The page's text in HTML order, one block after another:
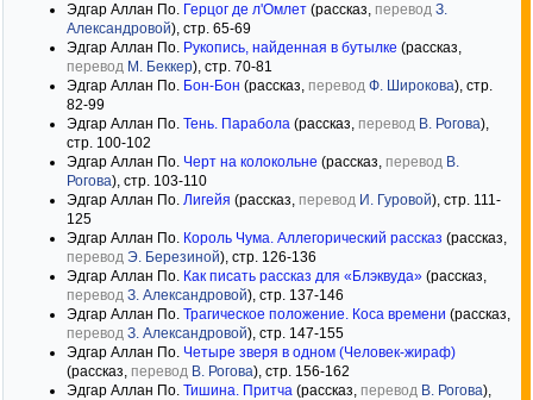
Эдгар Аллан По. Герцог де л'Омлет (рассказ, перевод З.
Александровой), стр. 65-69
Эдгар Аллан По. Рукопись, найденная в бутылке (рассказ,
перевод М. Беккер), стр. 70-81
Эдгар Аллан По. Бон-Бон (рассказ, перевод Ф. Широкова), стр.
82-99
Эдгар Аллан По. Тень. Парабола (рассказ, перевод В. Рогова),
стр. 100-102
Эдгар Аллан По. Черт на колокольне (рассказ, перевод В.
Рогова), стр. 103-110
Эдгар Аллан По. Лигейя (рассказ, перевод И. Гуровой), стр. 111-
125
Эдгар Аллан По. Король Чума. Аллегорический рассказ (рассказ,
перевод Э. Березиной), стр. 126-136
Эдгар Аллан По. Как писать рассказ для «Блэквуда» (рассказ,
перевод З. Александровой), стр. 137-146
Эдгар Аллан По. Трагическое положение. Коса времени (рассказ,
перевод З. Александровой), стр. 147-155
Эдгар Аллан По. Четыре зверя в одном (Человек-жираф)
(рассказ, перевод В. Рогова), стр. 156-162
Эдгар Аллан По. Тишина. Притча (рассказ, перевод В. Рогова),